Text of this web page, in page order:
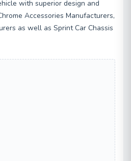
with superior design and
Accessories Manufacturers,
as well as Sprint Car Chassis